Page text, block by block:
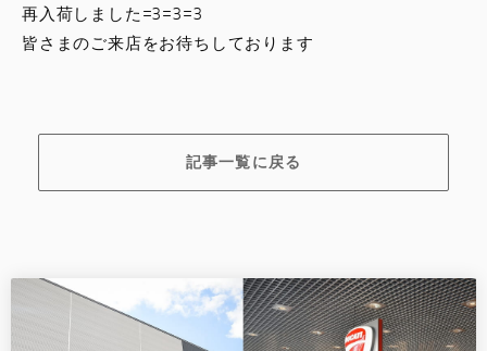
再入荷しました=3=3=3
皆さまのご来店をお待ちしております
記事一覧に戻る